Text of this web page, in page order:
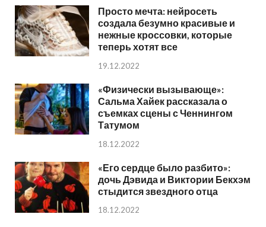
Просто мечта: нейросеть
создала безумно красивые и
нежные кроссовки, которые
теперь хотят все
19.12.2022
«Физически вызывающе»:
Сальма Хайек рассказала о
съемках сцены с Ченнингом
Татумом
18.12.2022
«Его сердце было разбито»:
дочь Дэвида и Виктории Бекхэм
стыдится звездного отца
18.12.2022